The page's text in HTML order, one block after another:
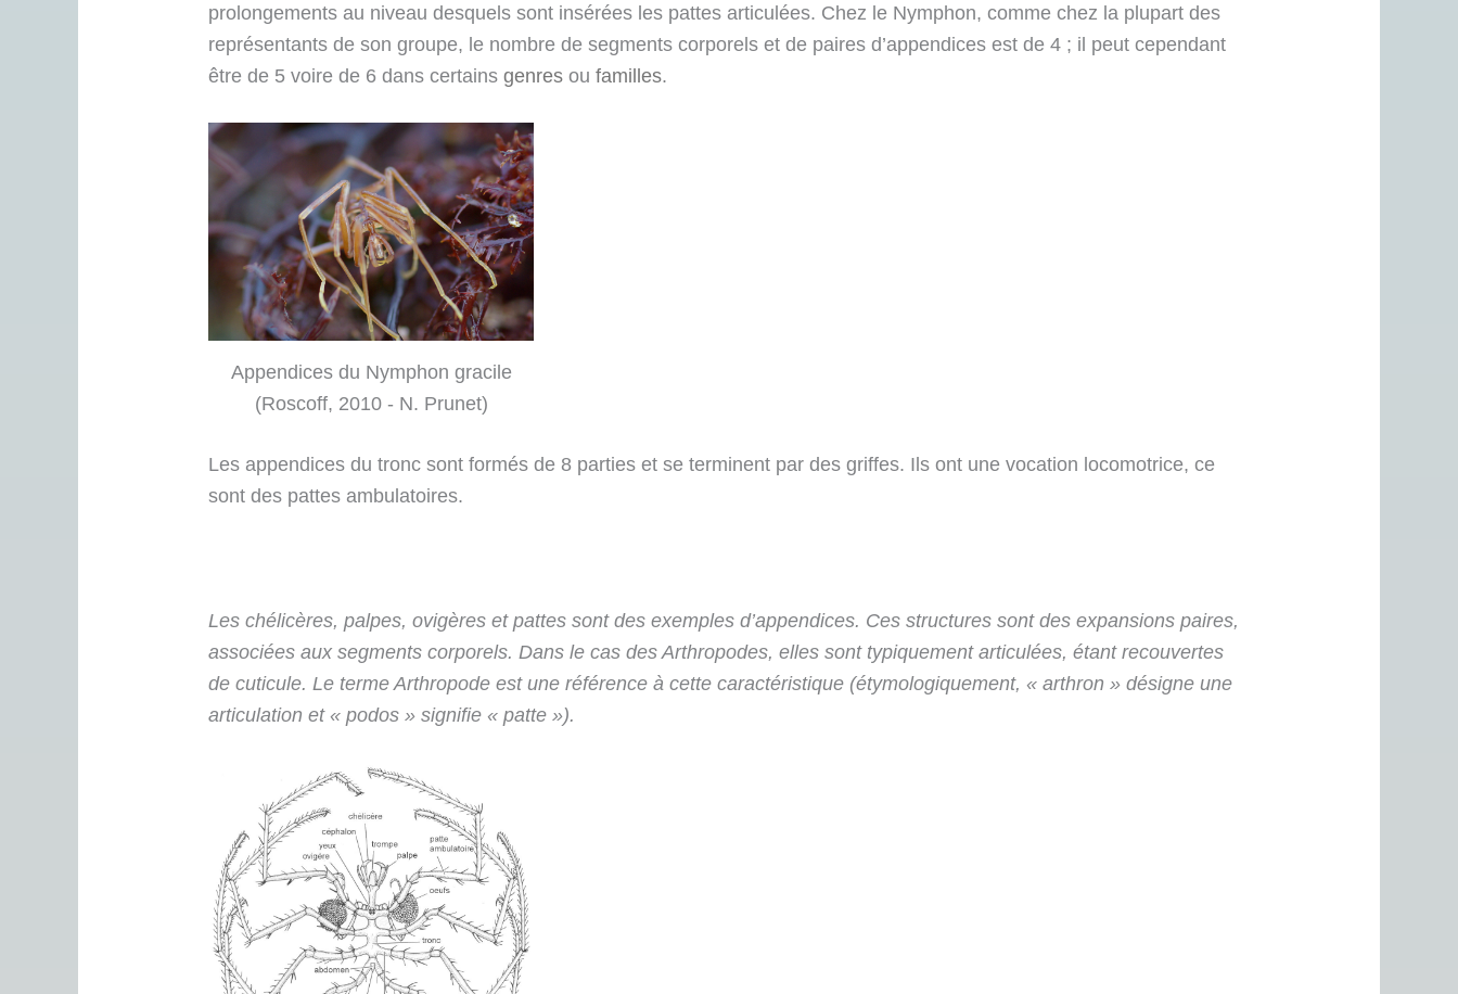
prolongements au niveau desquels sont insérées les pattes articulées. Chez le Nymphon, comme chez la plupart des
représentants de son groupe, le nombre de segments corporels et de paires d’appendices est de 4 ; il peut cependant
être de 5 voire de 6 dans certainsgenres oufamilles.
Appendices du Nymphon gracile
(Roscoff, 2010 - N. Prunet)
Les appendices du tronc sont formés de 8 parties et se terminent par des griffes. Ils ont une vocation locomotrice, ce
sont des pattes ambulatoires.
Les chélicères, palpes, ovigères et pattes sont des exemples d’appendices. Ces structures sont des expansions paires,
associées aux segments corporels. Dans le cas des Arthropodes, elles sont typiquement articulées, étant recouvertes
de cuticule. Le terme Arthropode est une référence à cette caractéristique (étymologiquement, « arthron » désigne une
articulation et « podos » signifie « patte »).